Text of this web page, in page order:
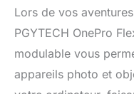
Lors de vos
PGYTECH OnePro
modulable vous
appareils photo et